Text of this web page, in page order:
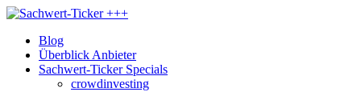
Blog
Überblick Anbieter
Sachwert-Ticker Specials
crowdinvesting